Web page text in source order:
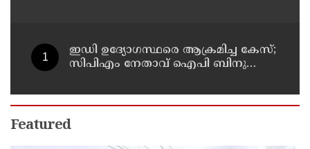
വകുപ്പ്
ഇഡി ഉദ്യോഗസ്ഥരെ ആക്രമിച്ച കേസ്;
സിപിഎം നേതാവ് ഐപി ബിനു
Featured